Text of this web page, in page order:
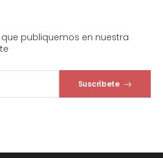
publiquemos en nuestra
Suscríbete